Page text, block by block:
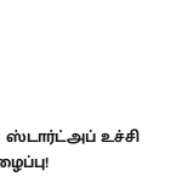
ஸ்டார்ட்அப் உச்சி